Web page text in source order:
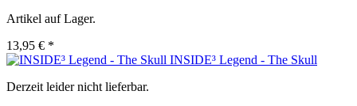
Artikel auf Lager.
13,95 € *
INSIDE³ Legend - The Skull
Derzeit leider nicht lieferbar.